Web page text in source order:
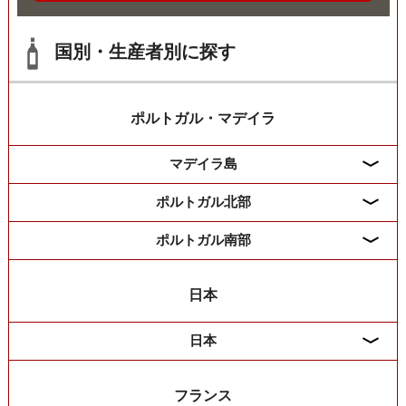
国別・生産者別に探す
ポルトガル・マデイラ
マデイラ島
ポルトガル北部
ポルトガル南部
日本
日本
フランス